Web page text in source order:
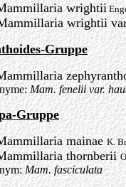
wrightii
wrightii
Gruppe
Mam. fenelii var.
Gruppe
mainaeK.
thornberii
Mam. fasciculata